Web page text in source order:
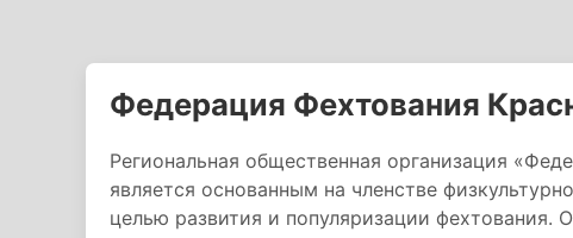
Федерация Фехтования
Региональная общественная организация
является основанным на членстве
целью развития и популяризации фехтования.